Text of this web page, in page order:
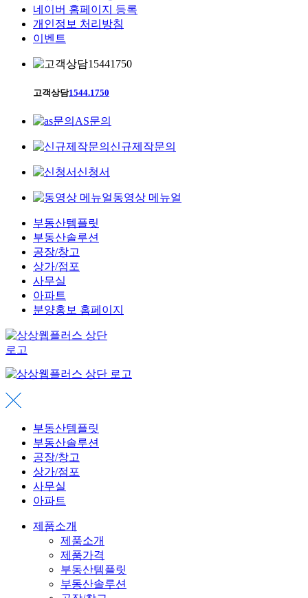
네이버 홈페이지 등록
개인정보 처리방침
이벤트
고객상담1544.1750
AS문의
신규제작문의
신청서
동영상 메뉴얼
부동산템플릿
부동산솔루션
공장/창고
상가/점포
사무실
아파트
분양홍보 홈페이지
부동산템플릿
부동산솔루션
공장/창고
상가/점포
사무실
아파트
제품소개
제품소개
제품가격
부동산템플릿
부동산솔루션